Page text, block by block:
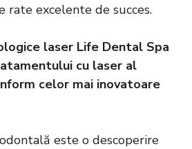
rate excelente de succes.
laser Life Dental Spa
cu laser al
celor mai inovatoare
este o descoperire